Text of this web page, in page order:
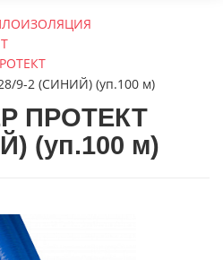
9-2 (СИНИЙ) (уп.100 м)
ПРОТЕКТ
(уп.100 м)